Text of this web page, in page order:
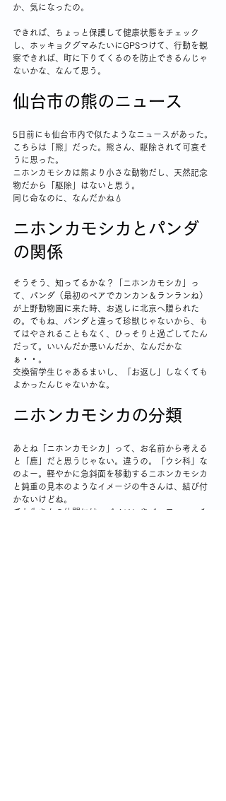
か、気になったの。
できれば、ちょっと保護して健康状態をチェック
し、ホッキョクグマみたいにGPSつけて、行動を観
察できれば、町に下りてくるのを防止できるんじゃ
ないかな、なんて思う。
仙台市の熊のニュース
5日前にも仙台市内で似たようなニュースがあった。
こちらは「熊」だった。熊さん、駆除されて可哀そ
うに思った。
ニホンカモシカは熊より小さな動物だし、天然記念
物だから「駆除」はないと思う。
同じ命なのに、なんだかね💧
ニホンカモシカとパンダ
の関係
そうそう、知ってるかな？「ニホンカモシカ」っ
て、パンダ（最初のペアでカンカン＆ランランね）
が上野動物園に来た時、お返しに北京へ贈られた
の。でもね、パンダと違って珍獣じゃないから、も
てはやされることもなく、ひっそりと過ごしてたん
だって。いいんだか悪いんだか、なんだかな
ぁ・・。
交換留学生じゃあるまいし、「お返し」しなくても
よかったんじゃないかな。
ニホンカモシカの分類
あとね「ニホンカモシカ」って、お名前から考える
と「鹿」だと思うじゃない。違うの。「ウシ科」な
のよー。軽やかに急斜面を移動するニホンカモシカ
と鈍重の見本のようなイメージの牛さんは、結び付
かないけどね。
でも牛さんの仲間には、バイソンやバッファローみ